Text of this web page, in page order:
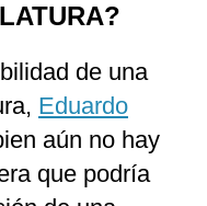
de una
Eduardo
aún no hay
que podría